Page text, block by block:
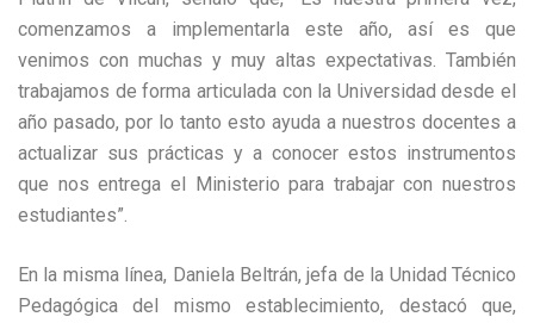
comenzamos a implementarla este año, así es que
venimos con muchas y muy altas expectativas. También
trabajamos de forma articulada con la Universidad desde el
año pasado, por lo tanto esto ayuda a nuestros docentes a
actualizar sus prácticas y a conocer estos instrumentos
que nos entrega el Ministerio para trabajar con nuestros
estudiantes”.
En la misma línea, Daniela Beltrán, jefa de la Unidad Técnico
Pedagógica del mismo establecimiento, destacó que,